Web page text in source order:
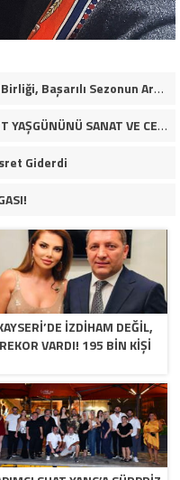
DND Cyprus ve DND Larnaka Gençler Birliği, Başarılı Sezonun Ardından İskele Belediyesi’nde Bir Araya Geldi
SVADBA ZİNCİRLERİ SAHİBİ SEMİH HOT YAŞGÜNÜNÜ SANAT VE CEMİYET DÜNYASININ ÜNLÜ İSİMLERİYLE KUTLADI!
Giderdi
İZDİHAM DEĞİL,
REKOR VARDI! 195 BİN KİŞİ